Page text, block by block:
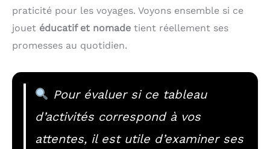
praticité pour les voyages. Voyons ensemble si ce
jouet éducatif et nomade tient réellement ses
promesses au quotidien.
Pour évaluer si ce tableau
d’activités correspond à vos
attentes, il est utile d’examiner ses